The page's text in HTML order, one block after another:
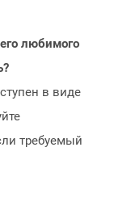
любимого
в виде
требуемый